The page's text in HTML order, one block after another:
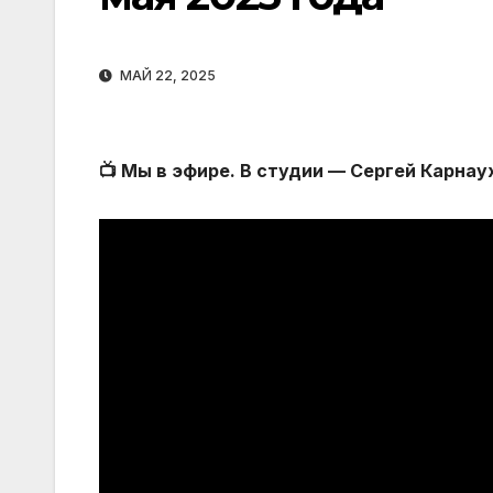
МАЙ 22, 2025
📺 Мы в эфире. В студии — Сергей